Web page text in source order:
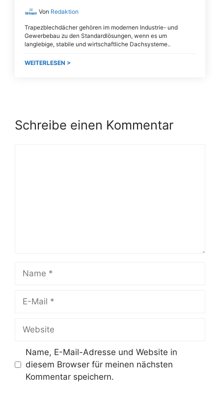
Von Redaktion
Trapezblechdächer gehören im modernen Industrie- und
Gewerbebau zu den Standardlösungen, wenn es um
langlebige, stabile und wirtschaftliche Dachsysteme
WEITERLESEN >
Schreibe einen Kommentar
Mail
Name, E-Mail-Adresse und Website in
diesem Browser für meinen nächsten
Kommentar speichern.